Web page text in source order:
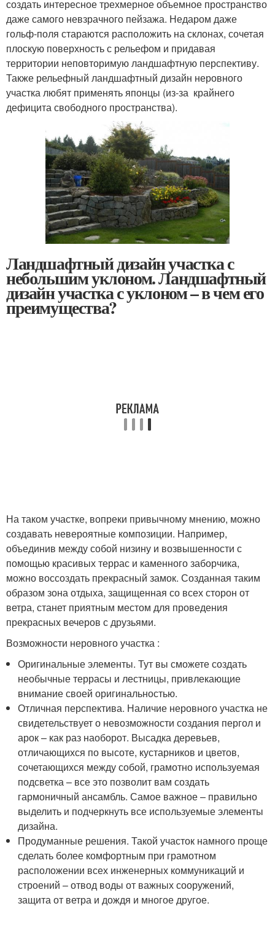
создать интересное трехмерное объемное пространство
даже самого невзрачного пейзажа. Недаром даже
гольф-поля стараются расположить на склонах, сочетая
плоскую поверхность с рельефом и придавая
территории неповторимую ландшафтную перспективу.
Также рельефный ландшафтный дизайн неровного
участка любят применять японцы (из-за крайнего
дефицита свободного пространства).
Ландшафтный дизайн участка с
небольшим уклоном. Ландшафтный
дизайн участка с уклоном – в чем его
преимущества?
На таком участке, вопреки привычному мнению, можно
создавать невероятные композиции. Например,
объединив между собой низину и возвышенности с
помощью красивых террас и каменного заборчика,
можно воссоздать прекрасный замок. Созданная таким
образом зона отдыха, защищенная со всех сторон от
ветра, станет приятным местом для проведения
прекрасных вечеров с друзьями.
Возможности неровного участка :
Оригинальные элементы. Тут вы сможете создать
необычные террасы и лестницы, привлекающие
внимание своей оригинальностью.
Отличная перспектива. Наличие неровного участка не
свидетельствует о невозможности создания пергол и
арок – как раз наоборот. Высадка деревьев,
отличающихся по высоте, кустарников и цветов,
сочетающихся между собой, грамотно используемая
подсветка – все это позволит вам создать
гармоничный ансамбль. Самое важное – правильно
выделить и подчеркнуть все используемые элементы
дизайна.
Продуманные решения. Такой участок намного проще
сделать более комфортным при грамотном
расположении всех инженерных коммуникаций и
строений – отвод воды от важных сооружений,
защита от ветра и дождя и многое другое.